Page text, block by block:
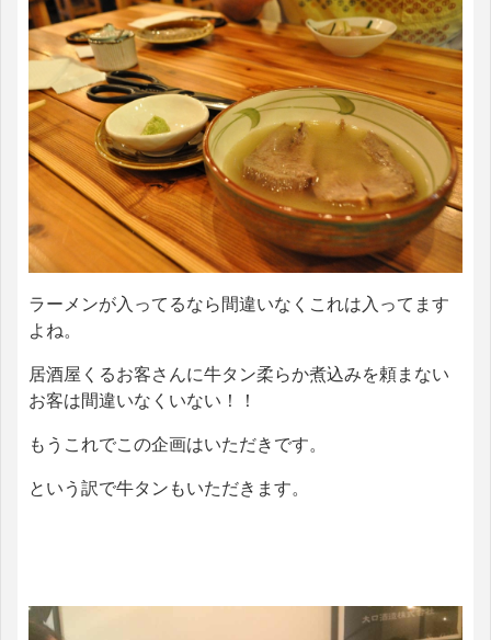
ラーメンが入ってるなら間違いなくこれは入ってます
よね。
居酒屋くるお客さんに牛タン柔らか煮込みを頼まない
お客は間違いなくいない！！
もうこれでこの企画はいただきです。
という訳で牛タンもいただきます。